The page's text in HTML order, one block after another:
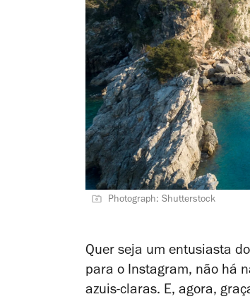
Photograph: Shutterstock
Quer seja um entusiasta
para o Instagram, não há
azuis-claras. E, agora,